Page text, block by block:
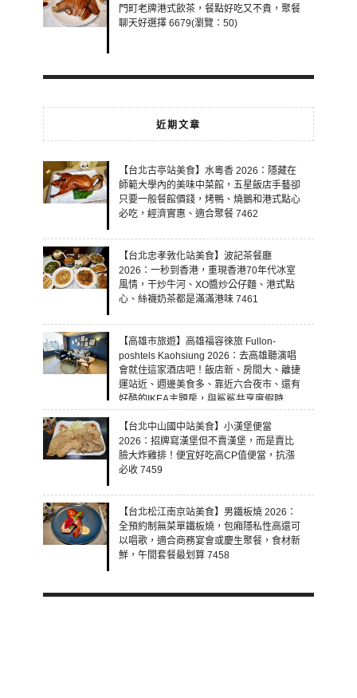
門町老牌港式飲茶，餐點好吃又不貴，聚餐
聊天好選擇 6679(瀏覽：50)
近期文章
【台北古亭站美食】水粵香 2026：隱藏在
師範大學內的美味中菜館，五星飯店手藝卻
只要一般餐館價錢，烤鴨、燒鵝和港式點心
必吃，經濟實惠、適合聚餐 7462
【台北忠孝敦化站美食】波記茶餐廳
2026：一秒到香港，重現香港70年代冰室
風情，干炒牛河、XO醬炒公仔麵、港式點
心、絲襪奶茶都是滿滿港味 7461
【高雄市旅遊】高雄福容徠旅 Fullon-
poshtels Kaohsiung 2026：去高雄聽演唱
會就住這家酒店吧！飯店新、房間大、離捷
運站近、週邊美食多、靠近六合夜市、還有
好酷的IKEA主題房，與鯊鯊共享度假時
光！ 7460
【台北中山國中站美食】小漢堡便當
2026：招牌寫漢堡但不賣漢堡，而是賣比
臉大炸雞排！便宜好吃高CP值便當，抗漲
必收 7459
【台北松江南京站美食】男鐵板燒 2026：
全預約制無菜單鐵板燒，包廂隱私性高還可
以唱歌，適合商務宴會或慶生聚餐，食材新
鮮，午間套餐最划算 7458